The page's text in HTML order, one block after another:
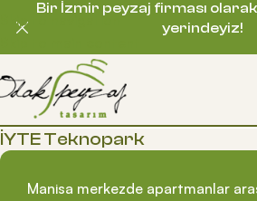
Skip to navigation
İYTE Teknopark
Manisa merkezde apartmanlar
Bir İzmir peyzaj firması
yerindeyiz!